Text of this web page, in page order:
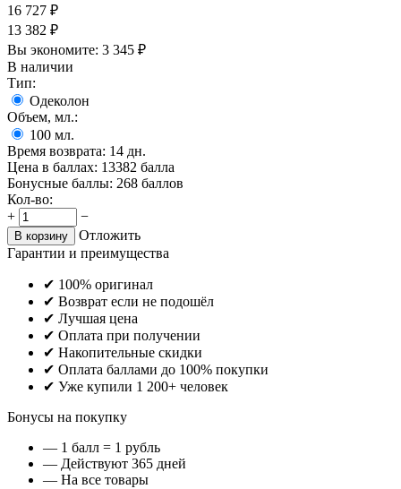
16 727 ₽
13 382 ₽
Вы экономите: 3 345 ₽
В наличии
Тип:
Одеколон
Объем, мл.:
100 мл.
Время возврата: 14 дн.
Цена в баллах: 13382 балла
Бонусные баллы: 268 баллов
Кол-во:
+
−
В корзину
Отложить
Гарантии и преимущества
✔ 100% оригинал
✔ Возврат если не подошёл
✔ Лучшая цена
✔ Оплата при получении
✔ Накопительные скидки
✔ Оплата баллами до 100% покупки
✔ Уже купили 1 200+ человек
Бонусы на покупку
— 1 балл = 1 рубль
— Действуют 365 дней
— На все товары